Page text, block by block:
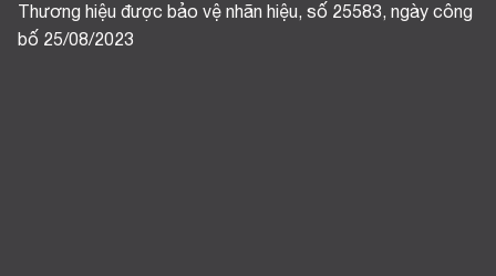
Thương hiệu được bảo vệ nhãn hiệu, số 25583, ngày công
bố 25/08/2023